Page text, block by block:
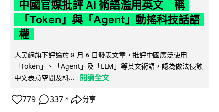
中國官媒批評 AI 術語濫用英文 稱
「Token」與「Agent」動搖科技話語
權
人民網旗下評論於 8 月 6 日發表文章，批評中國廣泛使用
「Token」、「Agent」及「LLM」等英文術語，認為做法侵蝕
中文表意空間及科...
閱讀全文
779 337 ↗ 分享